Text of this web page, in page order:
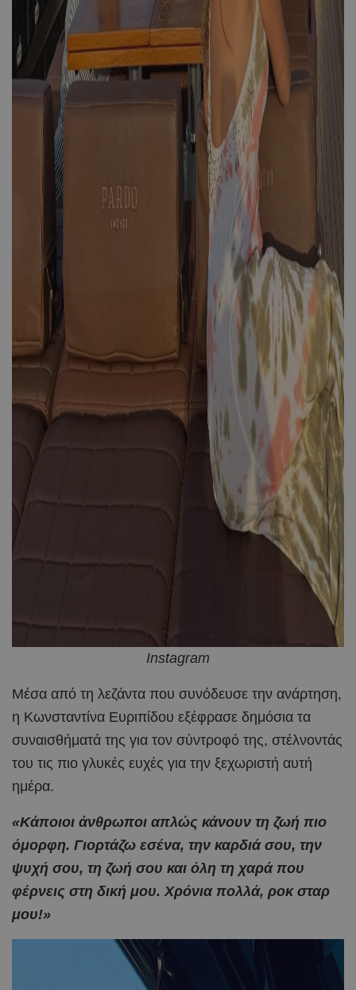
Instagram
Μέσα από τη λεζάντα που συνόδευσε την ανάρτηση,
η Κωνσταντίνα Ευριπίδου εξέφρασε δημόσια τα
συναισθήματά της για τον σύντροφό της, στέλνοντάς
του τις πιο γλυκές ευχές για την ξεχωριστή αυτή
ημέρα.
«Κάποιοι άνθρωποι απλώς κάνουν τη ζωή πιο
όμορφη. Γιορτάζω εσένα, την καρδιά σου, την
ψυχή σου, τη ζωή σου και όλη τη χαρά που
φέρνεις στη δική μου. Χρόνια πολλά, ροκ σταρ
μου!»